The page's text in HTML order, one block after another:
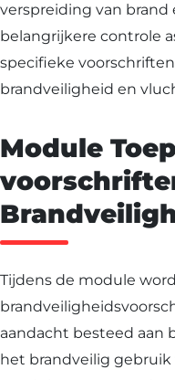
verspreiding van
belangrijkere controle
specifieke
brandveiligheid en
Module
Tijdens de module
aandacht besteed aan
het brandveilig gebruik